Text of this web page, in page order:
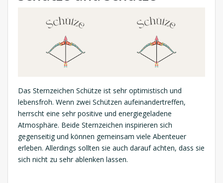
Das Sternzeichen Schütze ist sehr optimistisch und
lebensfroh. Wenn zwei Schützen aufeinandertreffen,
herrscht eine sehr positive und energiegeladene
Atmosphäre. Beide Sternzeichen inspirieren sich
gegenseitig und können gemeinsam viele Abenteuer
erleben. Allerdings sollten sie auch darauf achten, dass sie
sich nicht zu sehr ablenken lassen.